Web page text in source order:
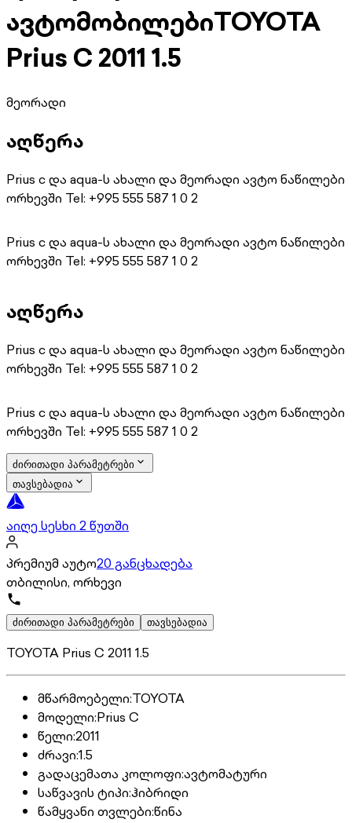
ავტომობილებიTOYOTA
Prius C 2011 1.5
მეორადი
აღწერა
Prius c და aqua-ს ახალი და მეორადი ავტო ნაწილები
ორხევში Tel: +995 555 587 1 0 2
Prius c და aqua-ს ახალი და მეორადი ავტო ნაწილები
ორხევში Tel: +995 555 587 1 0 2
აღწერა
Prius c და aqua-ს ახალი და მეორადი ავტო ნაწილები
ორხევში Tel: +995 555 587 1 0 2
Prius c და aqua-ს ახალი და მეორადი ავტო ნაწილები
ორხევში Tel: +995 555 587 1 0 2
ძირითადი პარამეტრები
თავსებადია
აიღე სესხი 2 წუთში
პრემიუმ აუტო20 განცხადება
თბილისი, ორხევი
ძირითადი პარამეტრები თავსებადია
TOYOTA Prius C 2011 1.5
მწარმოებელი:TOYOTA
მოდელი:Prius C
წელი:2011
ძრავი:1.5
გადაცემათა კოლოფი:ავტომატური
საწვავის ტიპი:ჰიბრიდი
წამყვანი თვლები:წინა